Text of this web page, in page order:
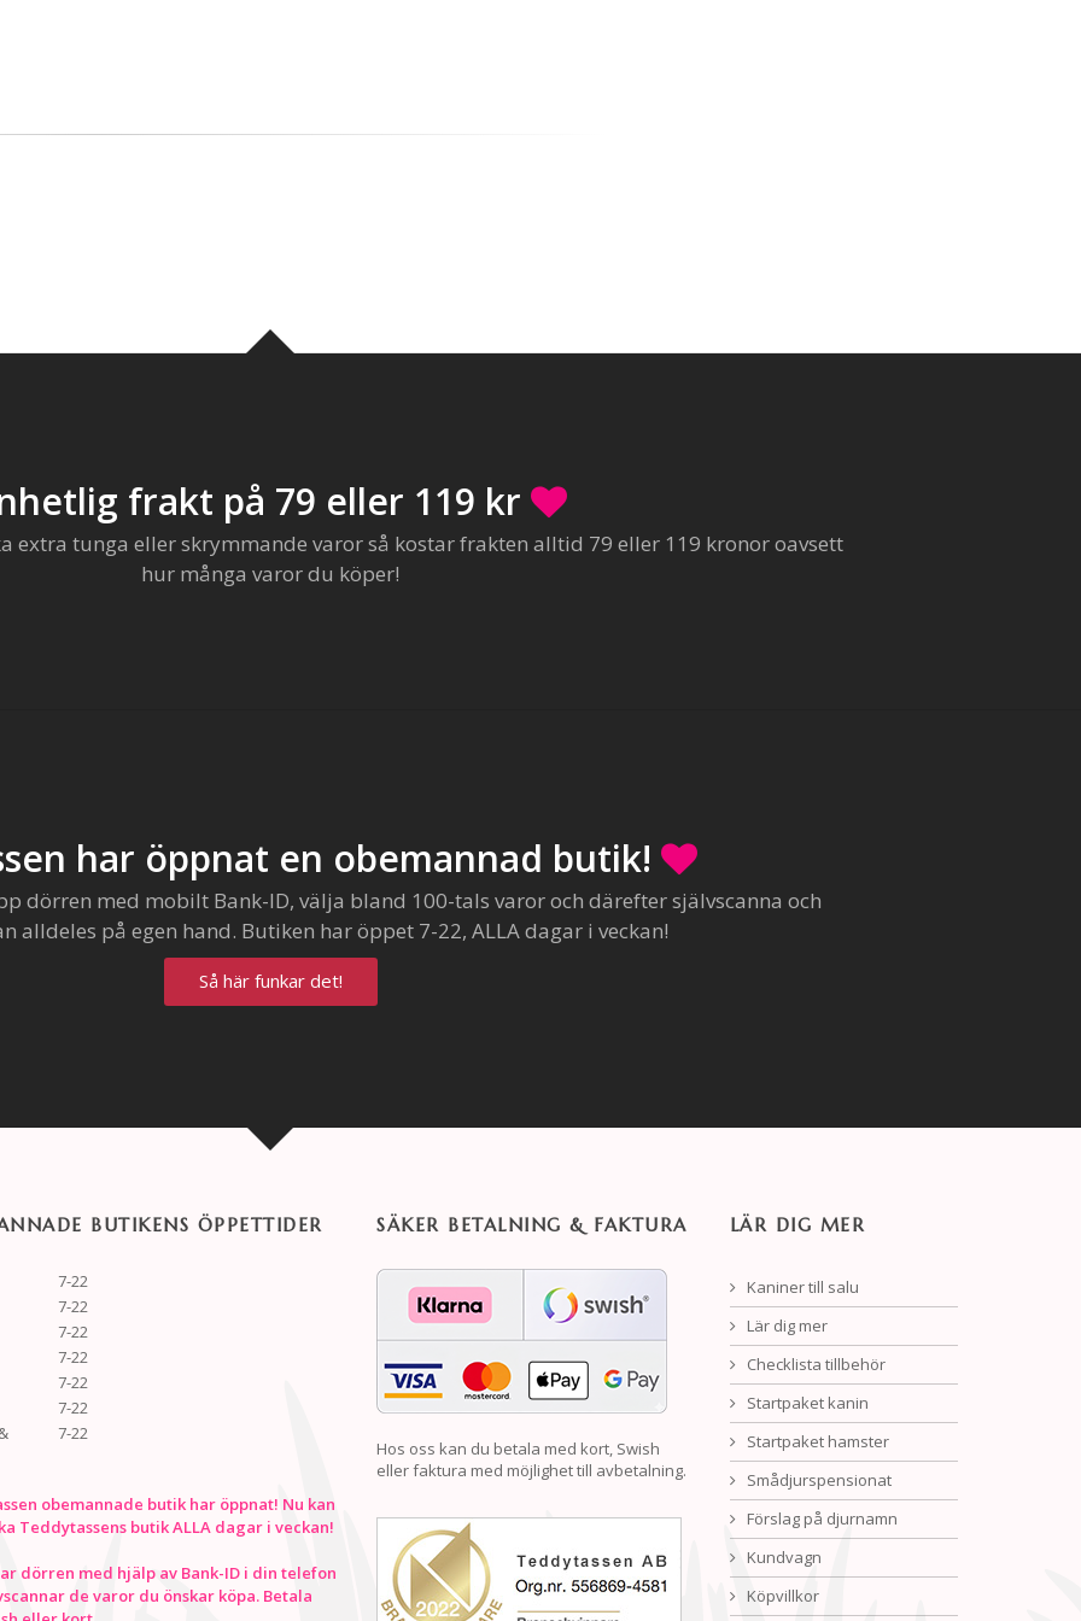
frakt på 79 eller 119 kr
extra tunga eller skrymmande varor så kostar frakten alltid 79 eller 119 kronor oavsett
hur många varor du köper!
har öppnat en obemannad butik!
dörren med mobilt Bank-ID, välja bland 100-tals varor och därefter självscanna och
alldeles på egen hand. Butiken har öppet 7-22, ALLA dagar i veckan!
Så här funkar det!
BUTIKENS ÖPPETTIDER
7-22
7-22
7-22
7-22
7-22
7-22
7-22
obemannade butik har öppnat! Nu kan
Teddytassens butik ALLA dagar i veckan!
dörren med hjälp av Bank-ID i din telefon
de varor du önskar köpa. Betala
SÄKER BETALNING & FAKTURA
Hos oss kan du betala med kort, Swish
eller faktura med möjlighet till avbetalning.
LÄR DIG MER
Kaniner till salu
Lär dig mer
Checklista tillbehör
Startpaket kanin
Startpaket hamster
Smådjurspensionat
Förslag på djurnamn
Kundvagn
Köpvillkor